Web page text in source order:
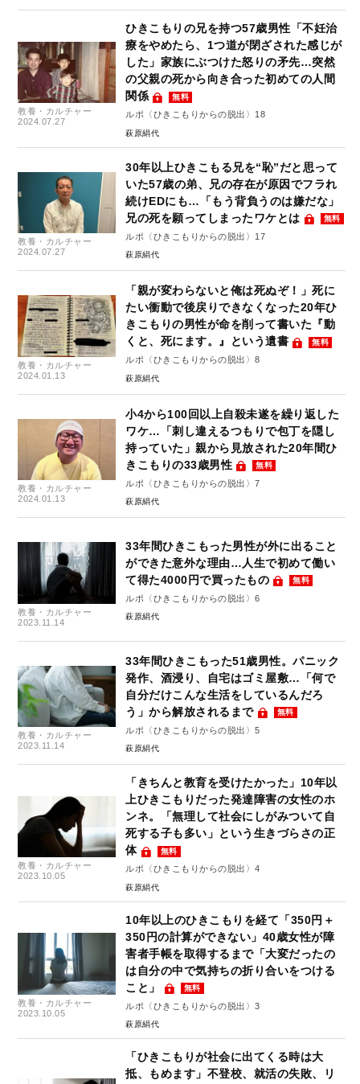
教養・カルチャー
2024.07.27
ひきこもりの兄を持つ57歳男性「不妊治
療をやめたら、1つ道が閉ざされた感じが
した」家族にぶつけた怒りの矛先…突然
の父親の死から向き合った初めての人間
関係
無料
ルポ〈ひきこもりからの脱出〉18
萩原絹代
教養・カルチャー
2024.07.27
30年以上ひきこもる兄を“恥”だと思って
いた57歳の弟、兄の存在が原因でフラれ
続けEDにも…「もう背負うのは嫌だな」
兄の死を願ってしまったワケとは
無料
ルポ〈ひきこもりからの脱出〉17
萩原絹代
教養・カルチャー
2024.01.13
「親が変わらないと俺は死ぬぞ！」死に
たい衝動で後戻りできなくなった20年ひ
きこもりの男性が命を削って書いた『動
くと、死にます。』という遺書
無料
ルポ〈ひきこもりからの脱出〉8
萩原絹代
教養・カルチャー
2024.01.13
小4から100回以上自殺未遂を繰り返した
ワケ…「刺し違えるつもりで包丁を隠し
持っていた」親から見放された20年間ひ
きこもりの33歳男性
無料
ルポ〈ひきこもりからの脱出〉7
萩原絹代
教養・カルチャー
2023.11.14
33年間ひきこもった男性が外に出ること
ができた意外な理由…人生で初めて働い
て得た4000円で買ったもの
無料
ルポ〈ひきこもりからの脱出〉6
萩原絹代
教養・カルチャー
2023.11.14
33年間ひきこもった51歳男性。パニック
発作、酒浸り、自宅はゴミ屋敷…「何で
自分だけこんな生活をしているんだろ
う」から解放されるまで
無料
ルポ〈ひきこもりからの脱出〉5
萩原絹代
教養・カルチャー
2023.10.05
「きちんと教育を受けたかった」10年以
上ひきこもりだった発達障害の女性のホ
ンネ。「無理して社会にしがみついて自
死する子も多い」という生きづらさの正
体
無料
ルポ〈ひきこもりからの脱出〉4
萩原絹代
教養・カルチャー
2023.10.05
10年以上のひきこもりを経て「350円＋
350円の計算ができない」40歳女性が障
害者手帳を取得するまで「大変だったの
は自分の中で気持ちの折り合いをつける
こと」
無料
ルポ〈ひきこもりからの脱出〉3
萩原絹代
「ひきこもりが社会に出てくる時は大
抵、もめます」不登校、就活の失敗、リ